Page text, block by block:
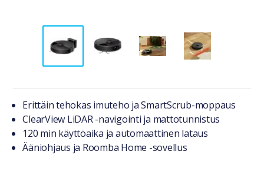
Tuotteesta lyhyesti
Erittäin tehokas imuteho ja SmartScrub-moppaus
ClearView LiDAR -navigointi ja mattotunnistus
120 min käyttöaika ja automaattinen lataus
Ääniohjaus ja Roomba Home -sovellus